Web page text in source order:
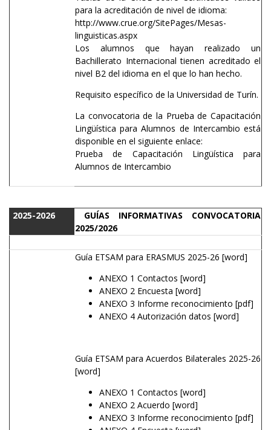
para la acreditación de nivel de idioma:
http://www.crue.org/SitePages/Mesas-
linguisticas.aspx
Los alumnos que hayan realizado un
Bachillerato Internacional tienen acreditado el
nivel B2 del idioma en el que lo han hecho.
Requisito específico de la Universidad de Turín.
La convocatoria de la Prueba de Capacitación
Lingüística para Alumnos de Intercambio está
disponible en el siguiente enlace:
Prueba de Capacitación Lingüística para
Alumnos de Intercambio
2025-2026
GUÍAS INFORMATIVAS CONVOCATORIA
2025/2026
Guía ETSAM para ERASMUS 2025-26 [word]
ANEXO 1 Contactos [word]
ANEXO 2 Encuesta [word]
ANEXO 3 Informe reconocimiento [pdf]
ANEXO 4 Autorización datos [word]
Guía ETSAM para Acuerdos Bilaterales 2025-26
[word]
ANEXO 1 Contactos [word]
ANEXO 2 Acuerdo [word]
ANEXO 3 Informe reconocimiento [pdf]